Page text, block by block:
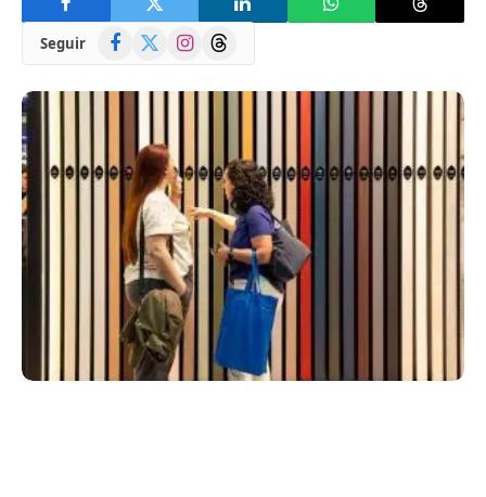
Seguir Facebook
(Twitter)
InstagramThreads